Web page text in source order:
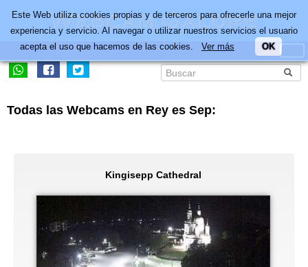
Todas las Webcams en Rey es Sep:
Kingisepp Cathedral
Este Web utiliza cookies propias y de terceros para ofrecerle una mejor
experiencia y servicio. Al navegar o utilizar nuestros servicios el usuario
acepta el uso que hacemos de las cookies. Ver más OK